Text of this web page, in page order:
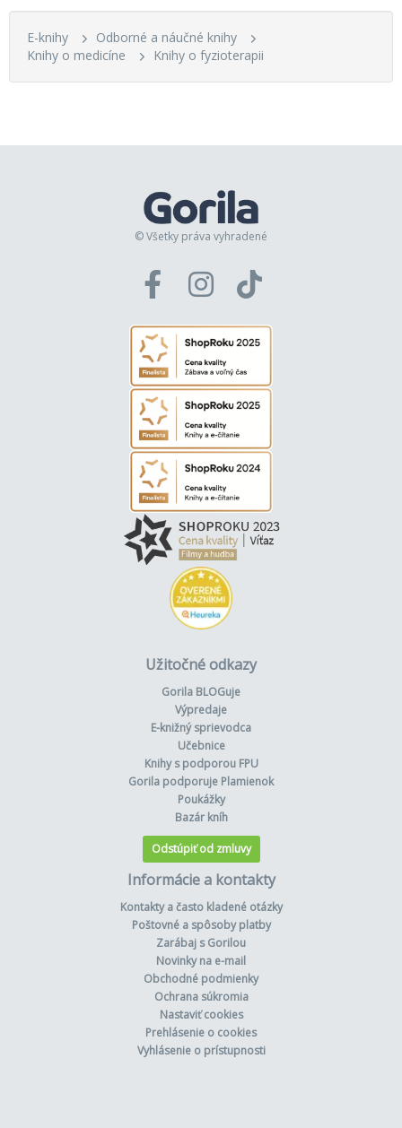
E-knihy
Odborné a náučné knihy
Knihy o medicíne
Knihy o fyzioterapii
© Všetky práva vyhradené
Užitočné odkazy
Gorila BLOGuje
Výpredaje
E-knižný sprievodca
Učebnice
Knihy s podporou FPU
Gorila podporuje Plamienok
Poukážky
Bazár kníh
Odstúpiť od zmluvy
Informácie a kontakty
Kontakty a často kladené otázky
Poštovné a spôsoby platby
Zarábaj s Gorilou
Novinky na e-mail
Obchodné podmienky
Ochrana súkromia
Nastaviť cookies
Prehlásenie o cookies
Vyhlásenie o prístupnosti